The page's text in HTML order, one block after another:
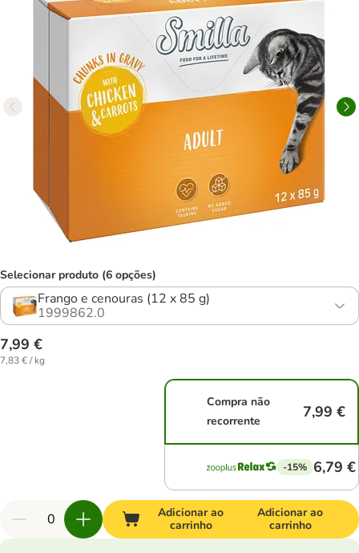
Selecionar produto (6 opções)
Frango e cenouras (12 x 85 g)
1999862.0
7,99 €
7,83 € / kg
Compra não
recorrente
7,99 €
-15% 6,79 €
Adicionar ao
carrinho
Adicionar ao
carrinho